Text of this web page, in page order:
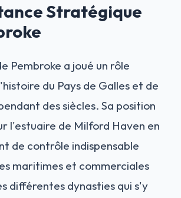
Stratégique
Pembroke a joué un rôle
du Pays de Galles et de
des siècles. Sa position
l'estuaire de Milford Haven en
de contrôle indispensable
maritimes et commerciales
différentes dynasties qui s'y